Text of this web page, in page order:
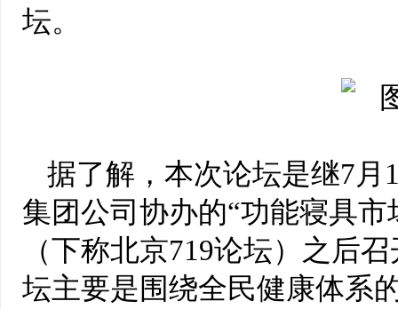
坛。
据了解，本次论坛是继7
集团公司协办的“功能寝具
（下称北京719论坛）之后
坛主要是围绕全民健康体系